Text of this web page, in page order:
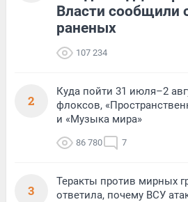
Власти сообщили
раненых
107 234
2
Куда пойти 31 июля–2
флоксов,
и «Музыка мира»
86 780 7
3
Теракты против мирных
ответила, почему ВСУ